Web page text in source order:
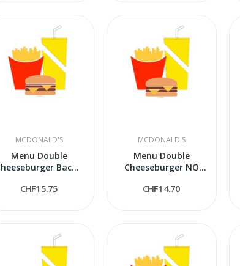
MCDONALD'S
Menu Double
Bacon
CHF15.75
MCDONALD'S
Menu Double
Cheeseburger NO
CHF14.70